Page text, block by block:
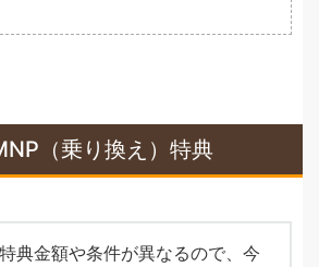
（乗り換え）特典
典金額や条件が異なるので、今